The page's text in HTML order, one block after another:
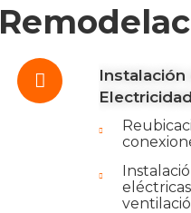
Electricidad